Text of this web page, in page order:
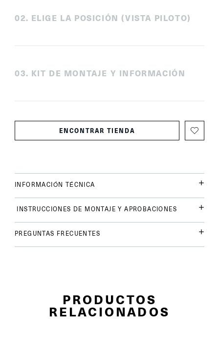
02. ELIGE LA POSICIÓN (VISTA PILOTO)
03. KIT DE MONTAJE Y INFORMACIÓN
ENCONTRAR TIENDA
INFORMACIÓN TÉCNICA
INSTRUCCIONES DE MONTAJE Y APROBACIONES
PREGUNTAS FRECUENTES
PRODUCTOS
RELACIONADOS